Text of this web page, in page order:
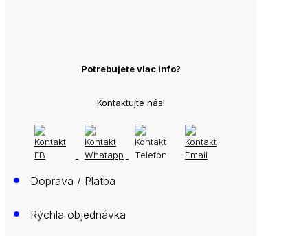
Potrebujete viac info?
Kontaktujte nás!
• Doprava / Platba
• Rýchla objednávka